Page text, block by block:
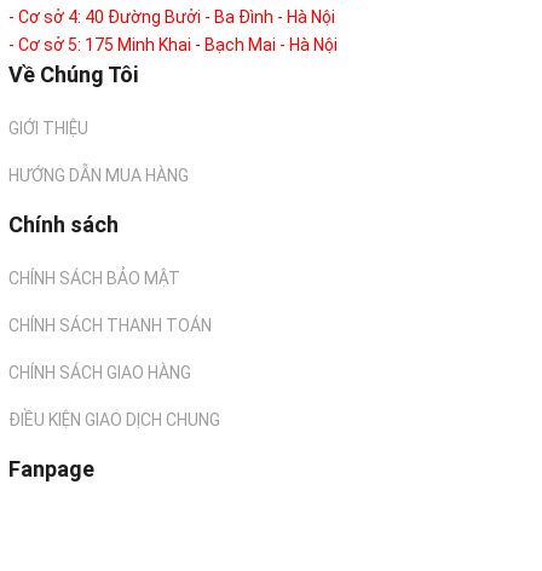
- Cơ sở 4: 40 Đường Bưởi - Ba Đình - Hà Nội
- Cơ sở 5: 175 Minh Khai - Bạch Mai - Hà Nội
Về Chúng Tôi
GIỚI THIỆU
HƯỚNG DẪN MUA HÀNG
Chính sách
CHÍNH SÁCH BẢO MẬT
CHÍNH SÁCH THANH TOÁN
CHÍNH SÁCH GIAO HÀNG
ĐIỀU KIỆN GIAO DỊCH CHUNG
Fanpage